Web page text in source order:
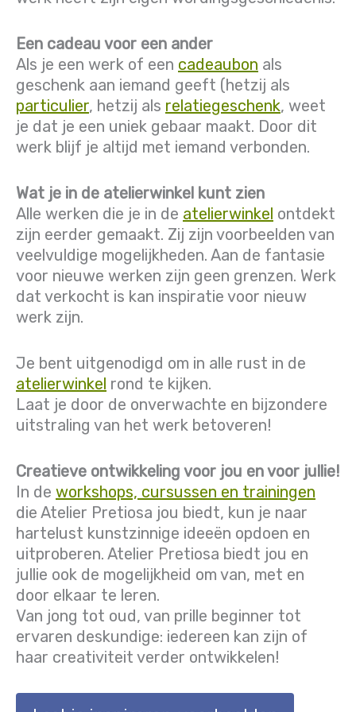
Een cadeau voor een ander
Als je een werk of een cadeaubon als
geschenk aan iemand geeft (hetzij als
particulier, hetzij als relatiegeschenk, weet
je dat je een uniek gebaar maakt. Door dit
werk blijf je altijd met iemand verbonden.
Wat je in de atelierwinkel kunt zien
Alle werken die je in de atelierwinkel ontdekt
zijn eerder gemaakt. Zij zijn voorbeelden van
veelvuldige mogelijkheden. Aan de fantasie
voor nieuwe werken zijn geen grenzen. Werk
dat verkocht is kan inspiratie voor nieuw
werk zijn.
Je bent uitgenodigd om in alle rust in de
atelierwinkel rond te kijken.
Laat je door de onverwachte en bijzondere
uitstraling van het werk betoveren!
Creatieve ontwikkeling voor jou en voor jullie!
In de workshops, cursussen en trainingen
die Atelier Pretiosa jou biedt, kun je naar
hartelust kunstzinnige ideeën opdoen en
uitproberen. Atelier Pretiosa biedt jou en
jullie ook de mogelijkheid om van, met en
door elkaar te leren.
Van jong tot oud, van prille beginner tot
ervaren deskundige: iedereen kan zijn of
haar creativiteit verder ontwikkelen!